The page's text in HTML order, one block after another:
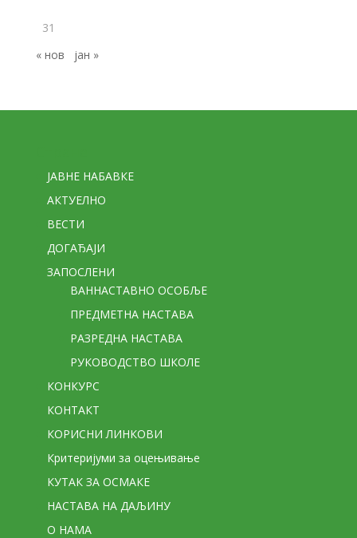
31
« нов
јан »
ЈАВНЕ НАБАВКЕ
АКТУЕЛНО
ВЕСТИ
ДОГАЂАЈИ
ЗАПОСЛЕНИ
ВАННАСТАВНО ОСОБЉЕ
ПРЕДМЕТНА НАСТАВА
РАЗРЕДНА НАСТАВА
РУКОВОДСТВО ШКОЛЕ
КОНКУРС
КОНТАКТ
КОРИСНИ ЛИНКОВИ
Критеријуми за оцењивање
КУТАК ЗА ОСМАКЕ
НАСТАВА НА ДАЉИНУ
О НАМА